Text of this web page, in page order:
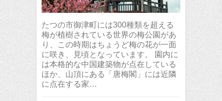
たつの市御津町には300種類を超える
梅が植樹されている世界の梅公園があ
り、この時期はちょうど梅の花が一面
に咲き、見頃となっています。 園内に
は本格的な中国建築物が点在している
ほか、山頂にある「唐梅閣」には近隣
に点在する家…